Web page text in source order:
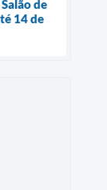
de
14 de